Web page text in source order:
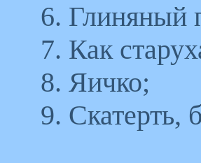
6. Глиняный
7. Как
8. Яичко;
9. Скатерть,